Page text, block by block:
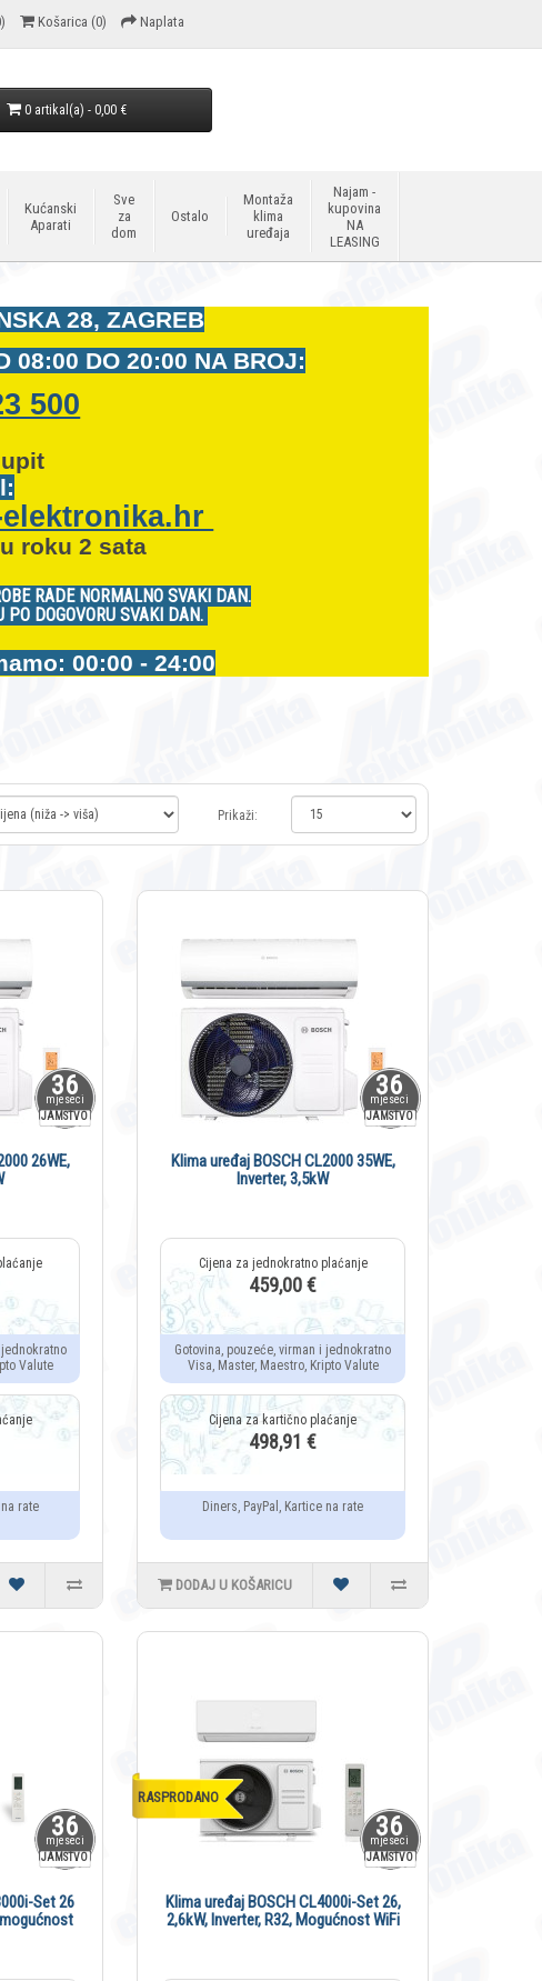
Košarica (0) Naplata
0 artikal(a) - 0,00 €
Kućanski
Aparati
Sve
za
dom
Ostalo
Montaža
klima
uređaja
Najam -
kupovina
NA
LEASING
28, ZAGREB
08:00 DO 20:00 NA BROJ:
500
roku 2 sata
RADE NORMALNO SVAKI DAN.
DOGOVORU SVAKI DAN.
00:00 - 24:00
Prikaži:
36
mjeseci
JAMSTVO
26WE,
Valute
rate
36
mjeseci
JAMSTVO
Klima uređaj BOSCH CL2000 35WE,
Inverter, 3,5kW
459,00 €
Gotovina, pouzeće, virman i jednokratno
Visa, Master, Maestro, Kripto Valute
498,91 €
Diners, PayPal, Kartice na rate
DODAJ U KOŠARICU
36
mjeseci
JAMSTVO
Set 26
mogućnost
36
mjeseci
JAMSTVO
RASPRODANO
Klima uređaj BOSCH CL4000i-Set 26,
2,6kW, Inverter, R32, Mogućnost WiFi